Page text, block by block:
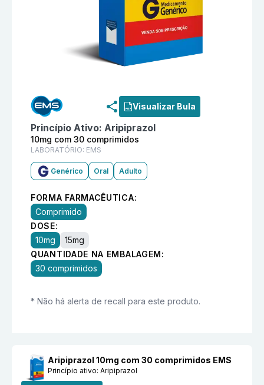
Visualizar Bula
Princípio Ativo: Aripiprazol
10mg com 30 comprimidos
LABORATÓRIO: EMS
Genérico Oral Adulto
FORMA FARMACÊUTICA:
Comprimido
DOSE:
10mg
15mg
QUANTIDADE NA EMBALAGEM:
30 comprimidos
* Não há alerta de recall para este produto.
Aripiprazol 10mg com 30 comprimidos EMS
Princípio ativo: Aripiprazol